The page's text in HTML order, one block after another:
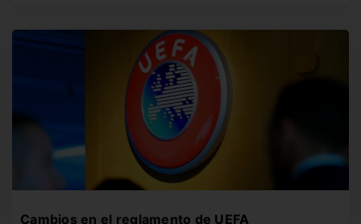
Cambios en el reglamento de UEFA